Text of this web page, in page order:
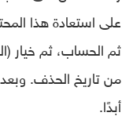
على استعادة هذا
من تاريخ الحذف.
أبدًا.